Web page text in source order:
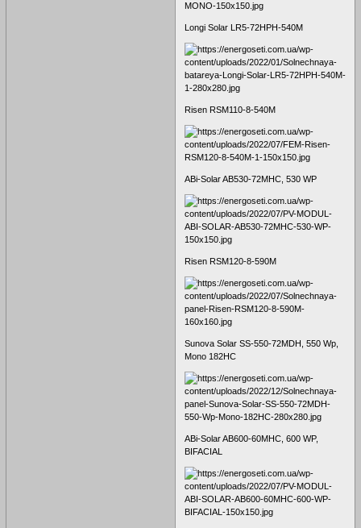
Longi Solar LR5-72HPH-540M
Risen RSM110-8-540M
ABi-Solar AB530-72MHC, 530 WP
Risen RSM120-8-590M
Sunova Solar SS-550-72MDH, 550 Wp,
Mono 182HC
ABi-Solar AB600-60MHC, 600 WP,
BIFACIAL